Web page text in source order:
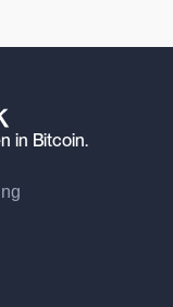
in Bitcoin.